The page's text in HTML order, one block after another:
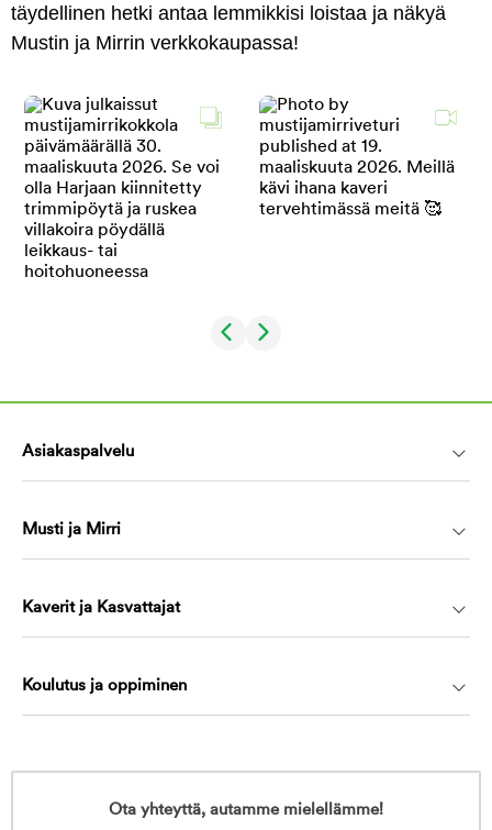
täydellinen hetki antaa lemmikkisi loistaa ja näkyä
Mustin ja Mirrin verkkokaupassa!
Asiakaspalvelu
Musti ja Mirri
Kaverit ja Kasvattajat
Koulutus ja oppiminen
Ota yhteyttä, autamme mielellämme!